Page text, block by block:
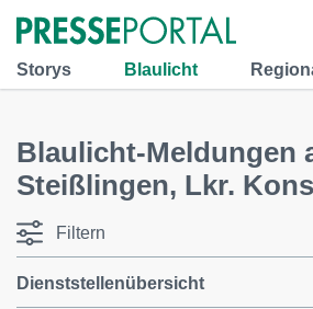
Storys Blaulicht
Blaulicht-Meldungen
Steißlingen, Lkr.
Filtern
Dienststellenübersicht